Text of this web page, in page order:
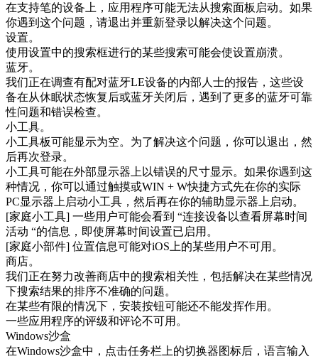
在支持笔的设备上，应用程序可能无法从搜索面板启动。如果
你遇到这个问题，请退出并重新登录以解决这个问题。
设置。
使用设置中的搜索框进行的某些搜索可能会使设置崩溃。
蓝牙。
我们正在调查有配对蓝牙LE设备的内部人士的报告，这些设
备在从休眠状态恢复后或蓝牙关闭后，遇到了更多的蓝牙可靠
性问题和错误检查。
小工具。
小工具板可能显示为空。为了解决这个问题，你可以退出，然
后再次登录。
小工具可能在外部显示器上以错误的尺寸显示。如果你遇到这
种情况，你可以通过触摸或WIN + W快捷方式先在你的实际
PC显示器上启动小工具，然后再在你的辅助显示器上启动。
[家庭小工具] 一些用户可能会看到 “连接设备以查看屏幕时间
活动 “的信息，即使屏幕时间设置已启用。
[家庭小部件] 位置信息可能对iOS上的某些用户不可用。
商店。
我们正在努力改善商店中的搜索相关性，包括解决在某些情况
下搜索结果的排序不准确的问题。
在某些有限的情况下，安装按钮可能还不能发挥作用。
一些应用程序的评级和评论不可用。
Windows沙盒
在Windows沙盒中，点击任务栏上的切换器图标后，语言输入